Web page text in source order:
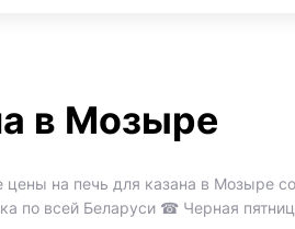
в Мозыре
на печь для казана в Мозыре
по всей Беларуси ☎ Черная